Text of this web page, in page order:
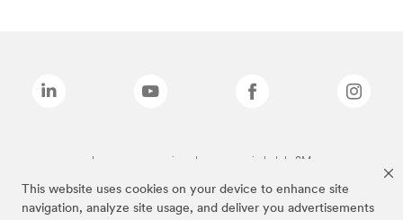
This website uses cookies on your device to enhance site
navigation, analyze site usage, and deliver you advertisements
Las marcas mencionadas son propiedad de 3M